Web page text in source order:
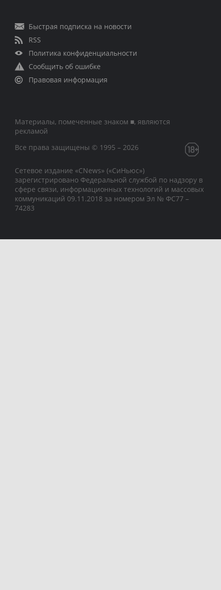
Быстрая подписка на новости
RSS
Политика конфиденциальности
Сообщить об ошибке
Правовая информация
Материалы, помеченные знаком ■, являются
рекламой
Все права защищены © 1995 – 2026
Сетевое издание «CNews» («СиНьюс»)
зарегистрировано Федеральной службой по надзору в
сфере связи, информационных технологий и массовых
коммуникаций 09.11.2018 за номером Эл № ФС77 –
74283